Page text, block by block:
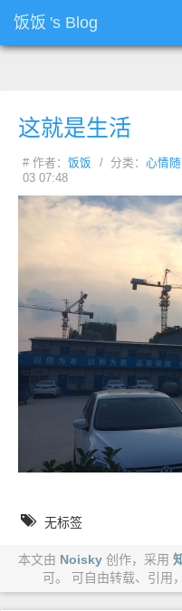
饭饭 's Blog
这就是生活
# 作者： 饭饭 / 分类： 心情
03 07:48
无标签
本文由 Noisky创作，采用
可。 可自由转载、引用